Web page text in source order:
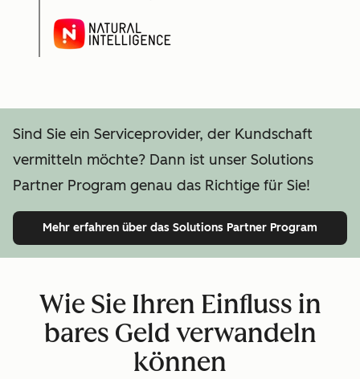
Sind Sie ein Serviceprovider, der Kundschaft
vermitteln möchte? Dann ist unser Solutions
Partner Program genau das Richtige für Sie!
Mehr erfahren über das Solutions Partner Program
Wie Sie Ihren Einfluss in
bares Geld verwandeln
können